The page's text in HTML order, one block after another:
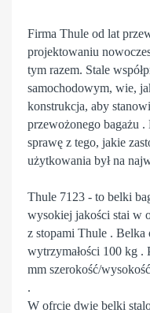
Firma Thule od lat
projektowaniu
tym razem. Stale
samochodowym, wie,
konstrukcja, aby
przewożonego bagażu
sprawę z tego, jakie
użytkowania był na
Thule 7123 - to belki
wysokiej jakości stai w
z stopami Thule . Belka
wytrzymałości 100 kg
mm szerokość/wysokość
.
W ofrcie dwie belki